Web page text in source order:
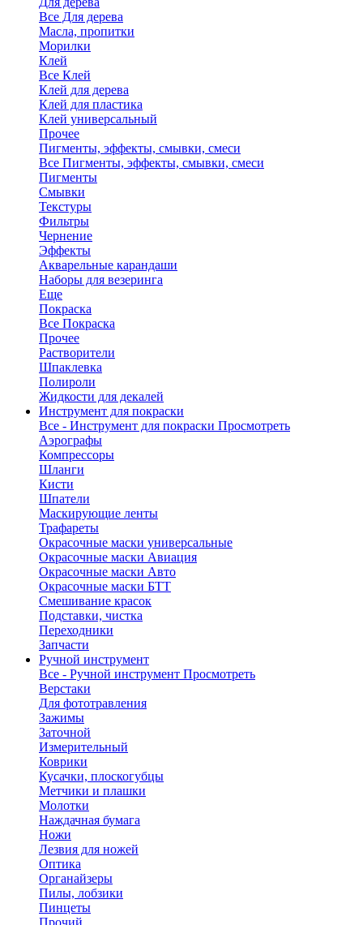
Все Для дерева
Масла, пропитки
Морилки
Клей
Все Клей
Клей для дерева
Клей для пластика
Клей универсальный
Прочее
Пигменты, эффекты, смывки, смеси
Все Пигменты, эффекты, смывки, смеси
Пигменты
Смывки
Текстуры
Фильтры
Чернение
Эффекты
Акварельные карандаши
Наборы для везеринга
Еще
Покраска
Все Покраска
Прочее
Растворители
Шпаклевка
Полироли
Жидкости для декалей
Инструмент для покраски
Все - Инструмент для покраски Просмотреть
Аэрографы
Компрессоры
Шланги
Кисти
Шпатели
Маскирующие ленты
Трафареты
Окрасочные маски универсальные
Окрасочные маски Авиация
Окрасочные маски Авто
Окрасочные маски БТТ
Смешивание красок
Подставки, чистка
Переходники
Запчасти
Ручной инструмент
Все - Ручной инструмент Просмотреть
Верстаки
Для фототравления
Зажимы
Заточной
Измерительный
Коврики
Кусачки, плоскогубцы
Метчики и плашки
Молотки
Наждачная бумага
Ножи
Лезвия для ножей
Оптика
Органайзеры
Пилы, лобзики
Пинцеты
Прочий